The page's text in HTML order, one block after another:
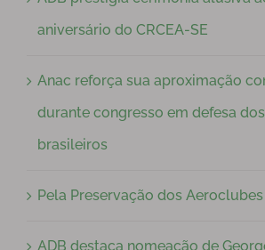
aniversário do CRCEA-SE
Anac reforça sua aproximação
durante congresso em defesa
brasileiros
Pela Preservação dos
ADB destaca nomeação de